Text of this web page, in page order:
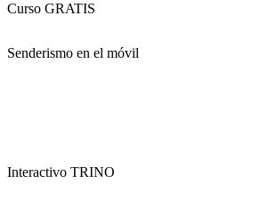
Curso GRATIS
Senderismo en el móvil
Interactivo TRINO